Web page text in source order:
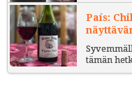
País:
tämän